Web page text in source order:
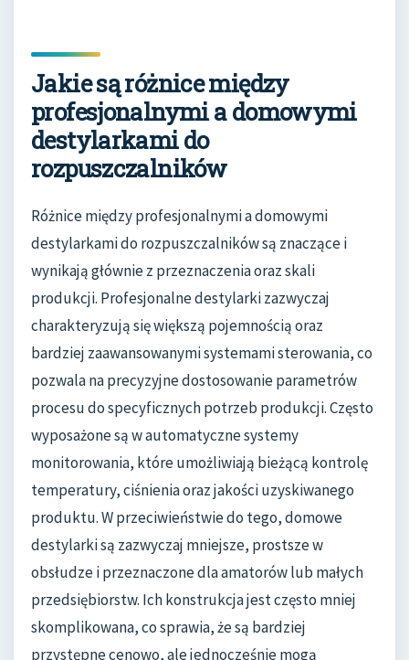
Jakie są różnice między
profesjonalnymi a domowymi
destylarkami do
rozpuszczalników
Różnice między profesjonalnymi a domowymi
destylarkami do rozpuszczalników są znaczące i
wynikają głównie z przeznaczenia oraz skali
produkcji. Profesjonalne destylarki zazwyczaj
charakteryzują się większą pojemnością oraz
bardziej zaawansowanymi systemami sterowania, co
pozwala na precyzyjne dostosowanie parametrów
procesu do specyficznych potrzeb produkcji. Często
wyposażone są w automatyczne systemy
monitorowania, które umożliwiają bieżącą kontrolę
temperatury, ciśnienia oraz jakości uzyskiwanego
produktu. W przeciwieństwie do tego, domowe
destylarki są zazwyczaj mniejsze, prostsze w
obsłudze i przeznaczone dla amatorów lub małych
przedsiębiorstw. Ich konstrukcja jest często mniej
skomplikowana, co sprawia, że są bardziej
przystępne cenowo, ale jednocześnie mogą